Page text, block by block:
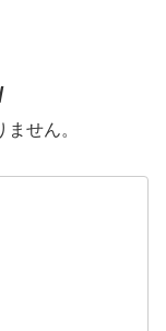
せん。